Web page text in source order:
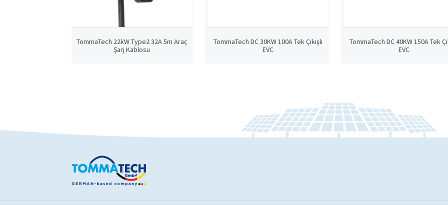
TommaTech 22kW Type2 32A 5m Araç
Şarj Kablosu
TommaTech DC 30KW 100A Tek Çıkışlı
EVC
TommaTech DC 40KW 150A Tek
EVC